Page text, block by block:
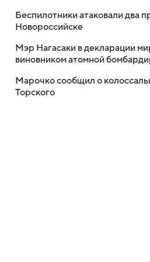
Беспилотники атаковали два
Новороссийске
Мэр Нагасаки в декларации
виновником атомной
Марочко сообщил о
Торского